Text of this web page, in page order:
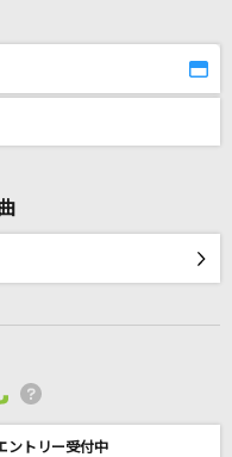
オクリップバージ
ントリー受付中